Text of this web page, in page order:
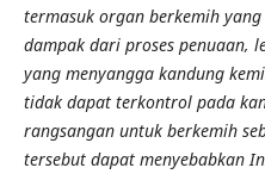
termasuk organ berkemih
dampak dari proses penuaan,
yang menyangga kandung
tidak dapat terkontrol pada
rangsangan untuk berkemih
tersebut dapat menyebabkan